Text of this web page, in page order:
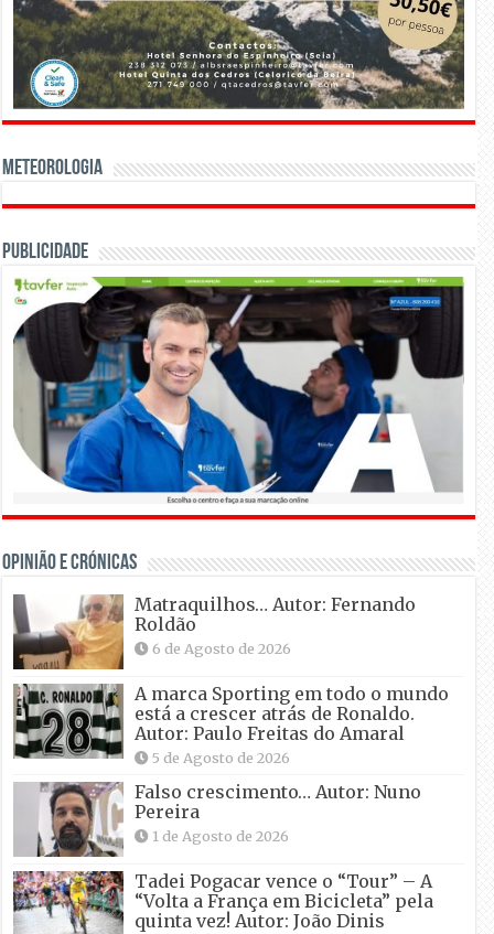
Meteorologia
Publicidade
OPINIÃO E CRÓNICAS
Matraquilhos… Autor: Fernando
Roldão
6 de Agosto de 2026
A marca Sporting em todo o mundo
está a crescer atrás de Ronaldo.
Autor: Paulo Freitas do Amaral
5 de Agosto de 2026
Falso crescimento… Autor: Nuno
Pereira
1 de Agosto de 2026
Tadei Pogacar vence o “Tour” – A
“Volta a França em Bicicleta” pela
quinta vez! Autor: João Dinis